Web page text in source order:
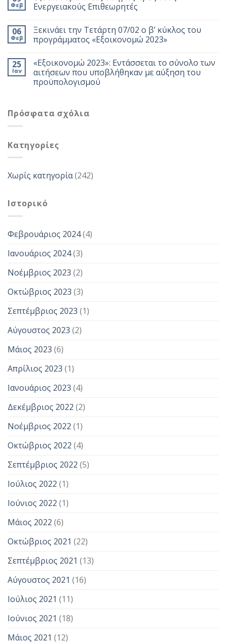
Φεβ
Ενεργειακούς Επιθεωρητές
06
Φεβ
Ξεκινάει την Τετάρτη 07/02 ο β’ κύκλος του
προγράμματος «Εξοικονομώ 2023»
25
Ιαν
«Εξοικονομώ 2023»: Εντάσσεται το σύνολο των
αιτήσεων που υποβλήθηκαν με αύξηση του
προϋπολογισμού
Πρόσφατα σχόλια
Kατηγορίες
Χωρίς κατηγορία(242)
Ιστορικό
Φεβρουάριος 2024(4)
Ιανουάριος 2024(3)
Νοέμβριος 2023 (2)
Οκτώβριος 2023 (3)
Σεπτέμβριος 2023 (1)
Αύγουστος 2023 (2)
Μάιος 2023 (6)
Απρίλιος 2023 (1)
Ιανουάριος 2023 (4)
Δεκέμβριος 2022 (2)
Νοέμβριος 2022 (1)
Οκτώβριος 2022 (4)
Σεπτέμβριος 2022 (5)
Ιούλιος 2022 (1)
Ιούνιος 2022 (1)
Μάιος 2022 (6)
Οκτώβριος 2021 (22)
Σεπτέμβριος 2021 (13)
Αύγουστος 2021 (16)
Ιούλιος 2021 (11)
Ιούνιος 2021 (18)
Μάιος 2021 (12)